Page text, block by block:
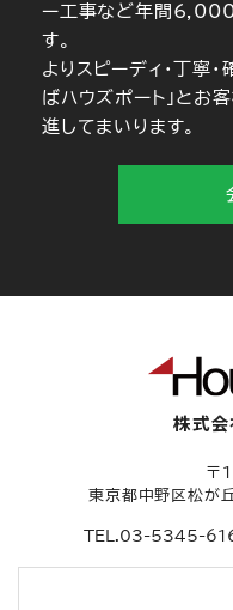
ー工事など年間6,000
す。
よりスピーディ・丁寧
ばハウズポート」とお
進してまいります。
株式
〒
東京都中野区松
TEL.03-5345-